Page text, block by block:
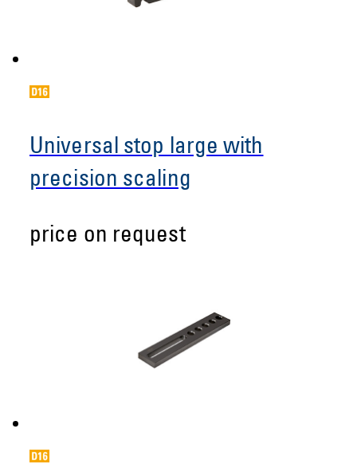
Universal stop large with
precision scaling
price on request